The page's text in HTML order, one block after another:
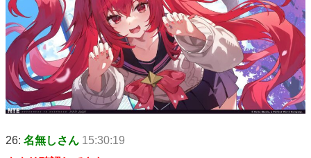
26: 名無しさん 15:30:19